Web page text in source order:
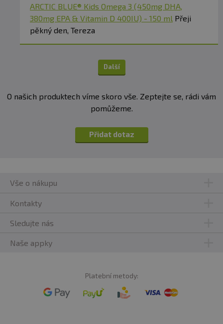
ARCTIC BLUE® Kids Omega 3 (450mg DHA,
380mg EPA & Vitamin D 400IU) - 150 ml Přeji
pěkný den, Tereza
Další
O našich produktech víme skoro vše. Zeptejte se, rádi vám
pomůžeme.
Přidat dotaz
Vše o nákupu
Kontakty
Sledujte nás
Naše appky
Platební metody: